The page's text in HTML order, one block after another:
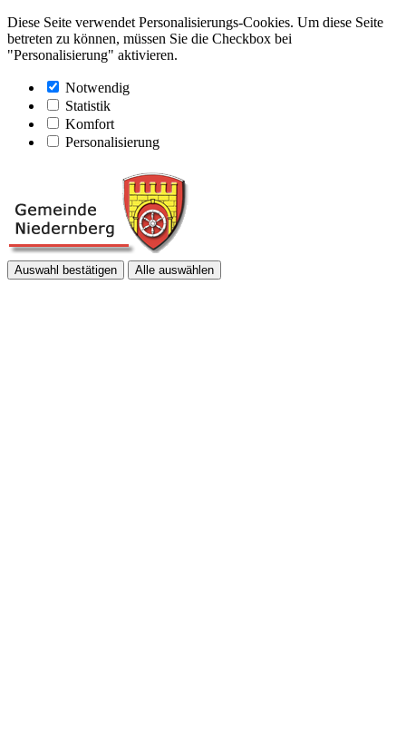
Diese Seite verwendet Personalisierungs-Cookies. Um diese Seite
betreten zu können, müssen Sie die Checkbox bei
"Personalisierung" aktivieren.
Notwendig
Statistik
Komfort
Personalisierung
Auswahl bestätigen Alle auswählen